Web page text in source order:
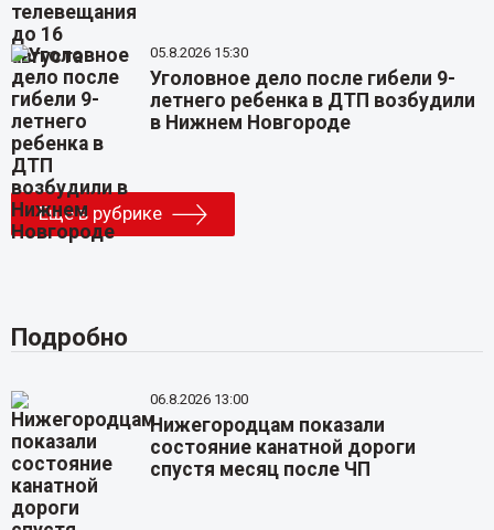
05.8.2026 15:30
Уголовное дело после гибели 9-
летнего ребенка в ДТП возбудили
в Нижнем Новгороде
Еще в рубрике
Подробно
06.8.2026 13:00
Нижегородцам показали
состояние канатной дороги
спустя месяц после ЧП